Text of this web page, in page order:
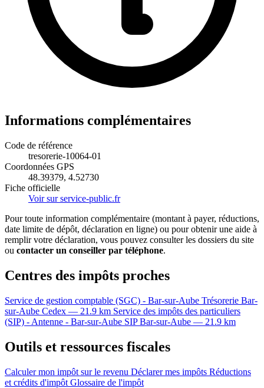
Informations complémentaires
Code de référence
tresorerie-10064-01
Coordonnées GPS
48.39379, 4.52730
Fiche officielle
Voir sur service-public.fr
Pour toute information complémentaire (montant à payer, réductions,
date limite de dépôt, déclaration en ligne) ou pour obtenir une aide à
remplir votre déclaration, vous pouvez consulter les dossiers du site
ou contacter un conseiller par téléphone.
Centres des impôts proches
Service de gestion comptable (SGC) - Bar-sur-Aube Trésorerie Bar-
sur-Aube Cedex — 21.9 km Service des impôts des particuliers
(SIP) - Antenne - Bar-sur-Aube SIP Bar-sur-Aube — 21.9 km
Outils et ressources fiscales
Calculer mon impôt sur le revenu Déclarer mes impôts Réductions
et crédits d'impôt Glossaire de l'impôt